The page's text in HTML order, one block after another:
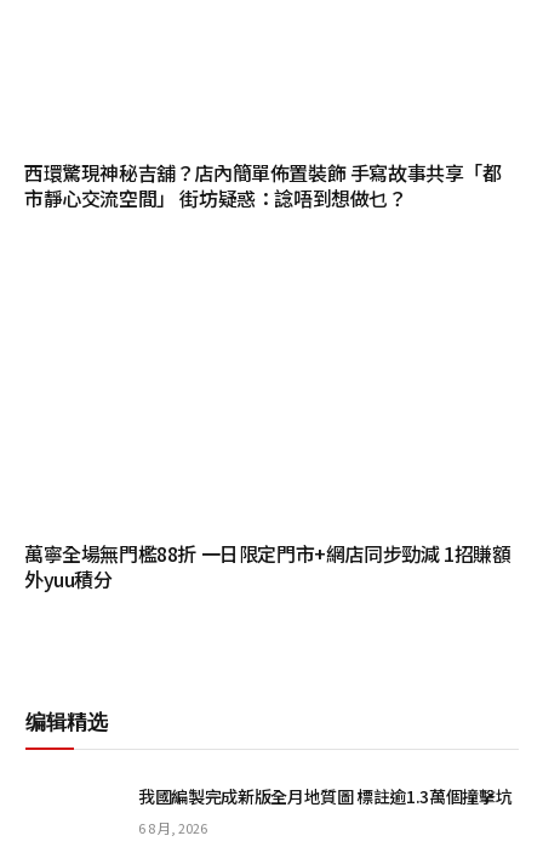
西環驚現神秘吉舖？店內簡單佈置裝飾 手寫故事共享「都
市靜心交流空間」 街坊疑惑：諗唔到想做乜？
萬寧全場無門檻88折 一日限定門市+網店同步勁減 1招賺額
外yuu積分
编辑精选
我國編製完成新版全月地質圖 標註逾1.3萬個撞擊坑
6 8 月, 2026